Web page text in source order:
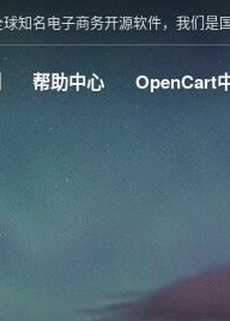
知名电子商务开源软件，我们是
帮助中心 OpenCart